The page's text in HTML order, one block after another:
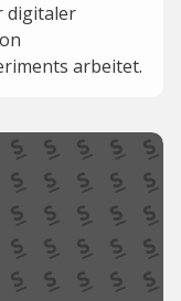
digitaler
arbeitet.